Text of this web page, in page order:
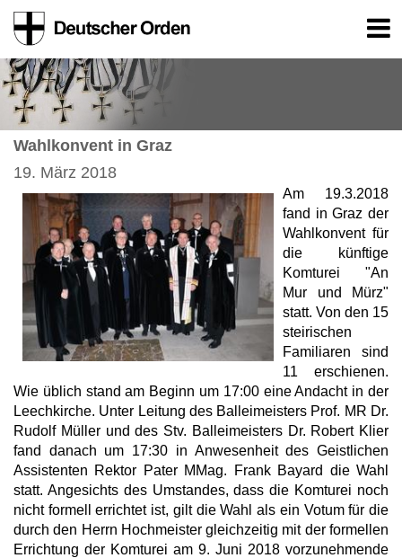
Wahlkonvent in Graz
19. März 2018
Am 19.3.2018
fand in Graz der
Wahlkonvent für
die künftige
Komturei "An
Mur und Mürz"
statt. Von den 15
steirischen
Familiaren sind
11 erschienen.
Wie üblich stand am Beginn um 17:00 eine Andacht in der
Leechkirche. Unter Leitung des Balleimeisters Prof. MR Dr.
Rudolf Müller und des Stv. Balleimeisters Dr. Robert Klier
fand danach um 17:30 in Anwesenheit des Geistlichen
Assistenten Rektor Pater MMag. Frank Bayard die Wahl
statt. Angesichts des Umstandes, dass die Komturei noch
nicht formell errichtet ist, gilt die Wahl als ein Votum für die
durch den Herrn Hochmeister gleichzeitig mit der formellen
Errichtung der Komturei am 9. Juni 2018 vorzunehmende